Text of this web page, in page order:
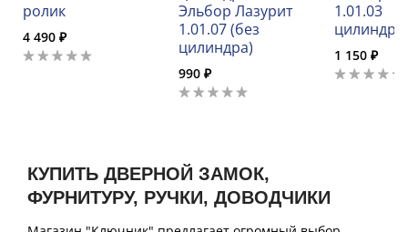
ролик
4 490 ₽
Эльбор Лазурит
1.01.07 (без
цилиндра)
990 ₽
1.01.03
1 150 ₽
КУПИТЬ ДВЕРНОЙ ЗАМОК,
ФУРНИТУРУ, РУЧКИ, ДОВОДЧИКИ